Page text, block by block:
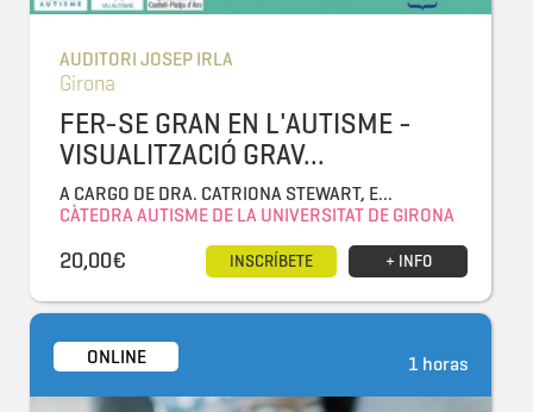
AUDITORI JOSEP IRLA
Girona
FER-SE GRAN EN L'AUTISME -
VISUALITZACIÓ GRAV...
A CARGO DE DRA. CATRIONA STEWART, E...
CÀTEDRA AUTISME DE LA UNIVERSITAT DE GIRONA
20,00€ + INFO
INSCRÍBETE
1 horas
ONLINE